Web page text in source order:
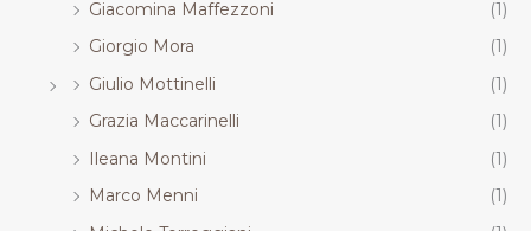
Giacomina Maffezzoni
(1)
Giorgio Mora
(1)
Giulio Mottinelli
(1)
Grazia Maccarinelli
(1)
Ileana Montini
(1)
Marco Menni
(1)